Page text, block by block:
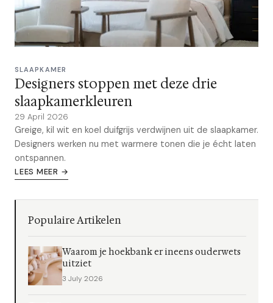
SLAAPKAMER
Designers stoppen met deze drie
slaapkamerkleuren
29 April 2026
Greige, kil wit en koel duifgrijs verdwijnen uit de slaapkamer.
Designers werken nu met warmere tonen die je écht laten
ontspannen.
LEES MEER →
Populaire Artikelen
Waarom je hoekbank er ineens ouderwets
uitziet
3 July 2026